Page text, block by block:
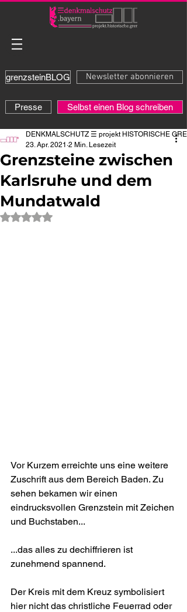
grenzsteinBLOG
Presse
Newsletter abonnieren
Selbst einen Blog schreiben
Grenzsteine zwischen
Karlsruhe und dem
Mundatwald
DENKMALSCHUTZ ☰ projekt HISTORISCHE
23. Apr. 2021 2 Min. Lesezeit
Mit NaN von 5 Sternen bewertet.
Vor Kurzem erreichte uns eine weitere
Zuschrift aus dem Bereich Baden. Zu
sehen bekamen wir einen
eindrucksvollen Grenzstein mit Zeichen
und Buchstaben...
...das alles zu dechiffrieren ist
zunehmend spannend.
Der Kreis mit dem Kreuz symbolisiert
hier nicht das christliche Feuerrad oder